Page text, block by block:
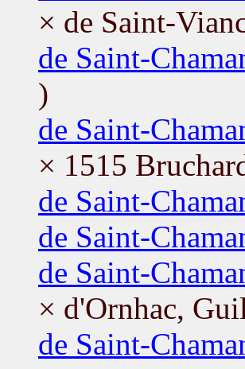
× de Saint-
de Saint-
)
de Saint-
× 1515
de Saint-
de Saint-
de Saint-
× d'Ornhac,
de Saint-